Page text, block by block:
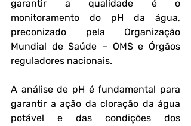
garantir a qualidade é o
monitoramento do pH da água,
preconizado pela Organização
Mundial de Saúde – OMS e Órgãos
reguladores nacionais.
A análise de pH é fundamental para
garantir a ação da cloração da água
potável e das condições dos